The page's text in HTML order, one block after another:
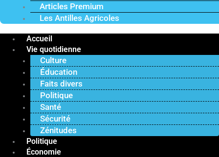
Articles Premium
Les Antilles Agricoles
Accueil
Vie quotidienne
Culture
Éducation
Faits divers
Politique
Santé
Sécurité
Zénitudes
Politique
Économie